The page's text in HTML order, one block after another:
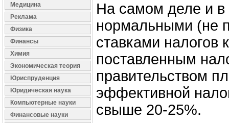
Медицина
Реклама
Физика
Финансы
Химия
Экономическая теория
Юриспруденция
Юридическая наука
Компьютерные науки
Финансовые науки
На самом деле и в
нормальными (не
ставками налогов
поставленным
правительством
эффективной
свыше 20-25%.